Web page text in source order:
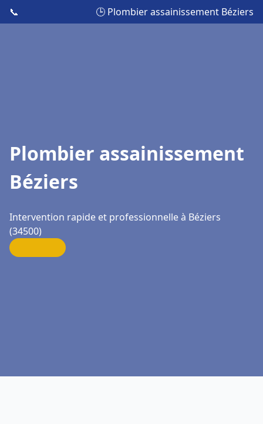
📞 🕒 Plombier assainissement Béziers
Plombier assainissement
Béziers
Intervention rapide et professionnelle à Béziers
(34500)